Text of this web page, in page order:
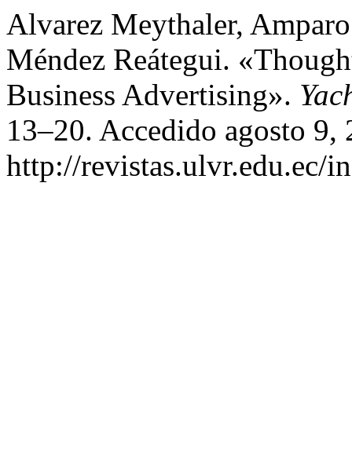
Alvarez Meythaler,
Méndez Reátegui.
Business Advertising».
13–20. Accedido agosto 9,
http://revistas.ulvr.edu.ec/